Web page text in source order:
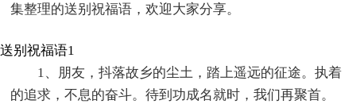
集整理的送别祝福语，欢迎大家分享。
送别祝福语1
1、朋友，抖落故乡的尘土，踏上遥远的征途。执着
的追求，不息的奋斗。待到功成名就时，我们再聚首。